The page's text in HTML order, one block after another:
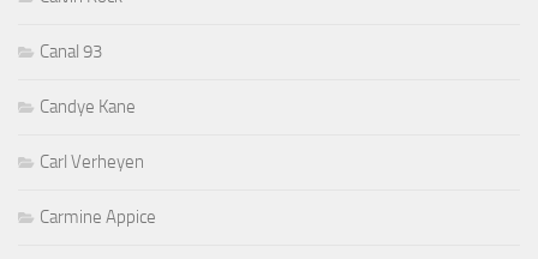
Canal 93
Candye Kane
Carl Verheyen
Carmine Appice